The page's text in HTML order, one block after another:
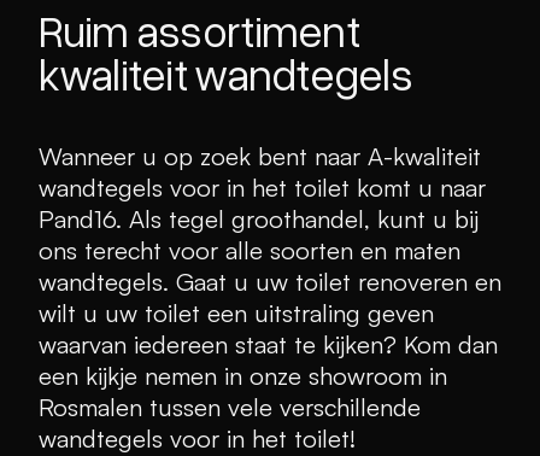
Ruim assortiment
kwaliteit wandtegels
Wanneer u op zoek bent naar A-kwaliteit
wandtegels voor in het toilet komt u naar
Pand16. Als tegel groothandel, kunt u bij
ons terecht voor alle soorten en maten
wandtegels. Gaat u uw toilet renoveren en
wilt u uw toilet een uitstraling geven
waarvan iedereen staat te kijken? Kom dan
een kijkje nemen in onze showroom in
Rosmalen tussen vele verschillende
wandtegels voor in het toilet!